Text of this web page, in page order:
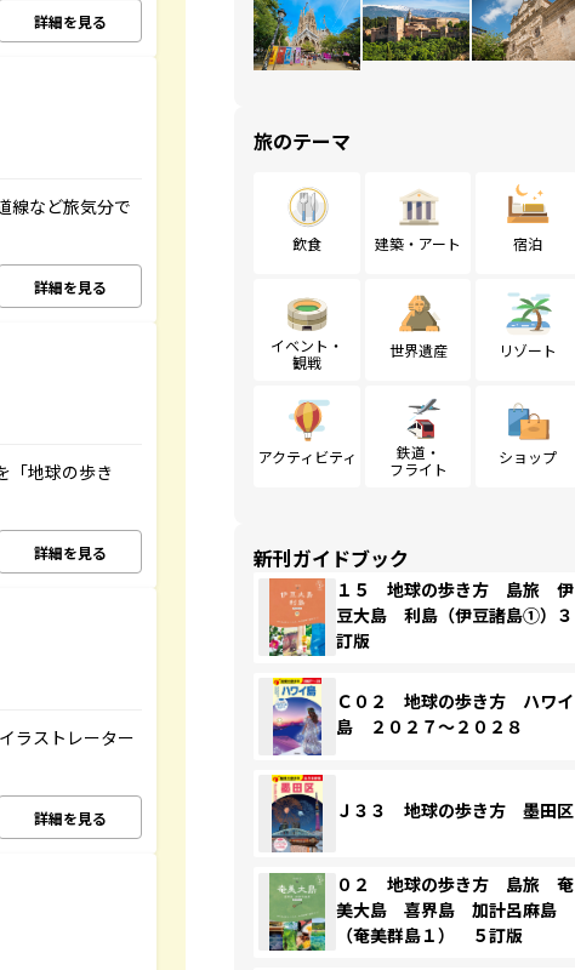
詳細を見る
線など旅気分で
詳細を見る
「地球の歩き
詳細を見る
ラストレーター
詳細を見る
旅のテーマ
飲食 建築・アート 宿泊
イベント・
観戦
世界遺産 リゾート
アクティビティ
鉄道・
フライト
ショップ
新刊ガイドブック
１５ 地球の歩き方 島旅 伊
豆大島 利島（伊豆諸島①）３
訂版
Ｃ０２ 地球の歩き方 ハワイ
島 ２０２７～２０２８
Ｊ３３ 地球の歩き方 墨田区
０２ 地球の歩き方 島旅 奄
美大島 喜界島 加計呂麻島
（奄美群島１） ５訂版